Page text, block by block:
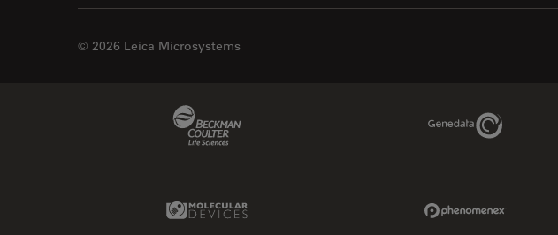
© 2026 Leica Microsystems
Genedata Link
Molecular Devices Link